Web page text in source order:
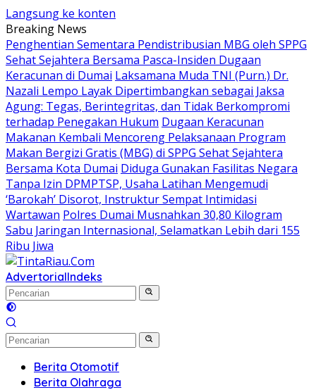
Langsung ke konten
Breaking News
Penghentian Sementara Pendistribusian MBG oleh SPPG
Sehat Sejahtera Bersama Pasca-Insiden Dugaan
Keracunan di Dumai Laksamana Muda TNI (Purn.) Dr.
Nazali Lempo Layak Dipertimbangkan sebagai Jaksa
Agung: Tegas, Berintegritas, dan Tidak Berkompromi
terhadap Penegakan Hukum Dugaan Keracunan
Makanan Kembali Mencoreng Pelaksanaan Program
Makan Bergizi Gratis (MBG) di SPPG Sehat Sejahtera
Bersama Kota Dumai Diduga Gunakan Fasilitas Negara
Tanpa Izin DPMPTSP, Usaha Latihan Mengemudi
‘Barokah’ Disorot, Instruktur Sempat Intimidasi
Wartawan Polres Dumai Musnahkan 30,80 Kilogram
Sabu Jaringan Internasional, Selamatkan Lebih dari 155
Ribu Jiwa
AdvertorialIndeks
Berita Otomotif
Berita Olahraga